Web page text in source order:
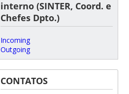
interno (SINTER, Coord. e
Chefes Dpto.)
Incoming
Outgoing
CONTATOS